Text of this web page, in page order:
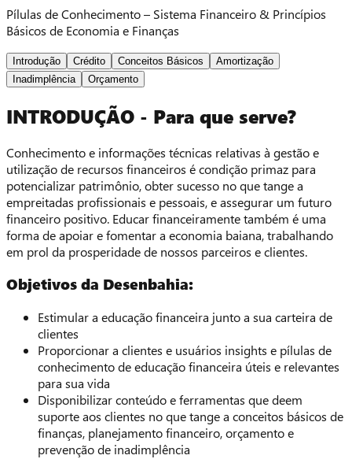
Pílulas de Conhecimento – Sistema Financeiro & Princípios
Básicos de Economia e Finanças
Introdução Crédito Conceitos Básicos
Amortização
Inadimplência
Orçamento
INTRODUÇÃO - Para que serve?
Conhecimento e informações técnicas relativas à gestão e
utilização de recursos financeiros é condição primaz para
potencializar patrimônio, obter sucesso no que tange a
empreitadas profissionais e pessoais, e assegurar um futuro
financeiro positivo. Educar financeiramente também é uma
forma de apoiar e fomentar a economia baiana, trabalhando
em prol da prosperidade de nossos parceiros e clientes.
Objetivos da Desenbahia:
Estimular a educação financeira junto a sua carteira de
clientes
Proporcionar a clientes e usuários insights e pílulas de
conhecimento de educação financeira úteis e relevantes
para sua vida
Disponibilizar conteúdo e ferramentas que deem
suporte aos clientes no que tange a conceitos básicos de
finanças, planejamento financeiro, orçamento e
prevenção de inadimplência